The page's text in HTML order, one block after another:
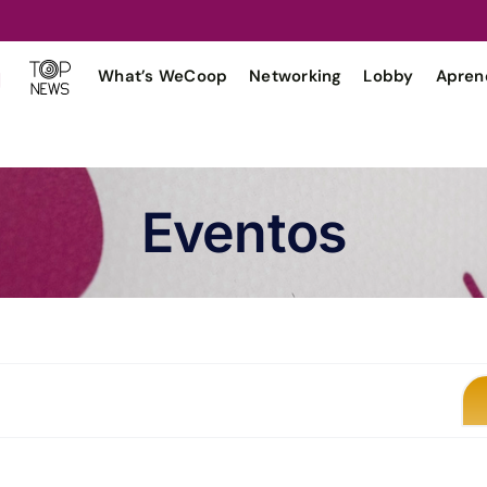
What’s WeCoop Networking Lobby
Eventos